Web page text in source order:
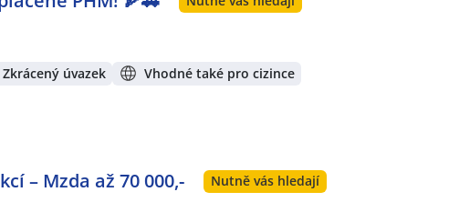
úvazek Vhodné také pro cizince
– Mzda až 70 000,- Nutně vás hledají